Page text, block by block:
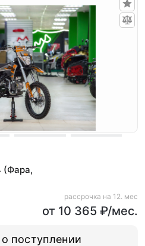
(Фара,
рассрочка на 12. мес
от 10 365 ₽/мес.
поступлении